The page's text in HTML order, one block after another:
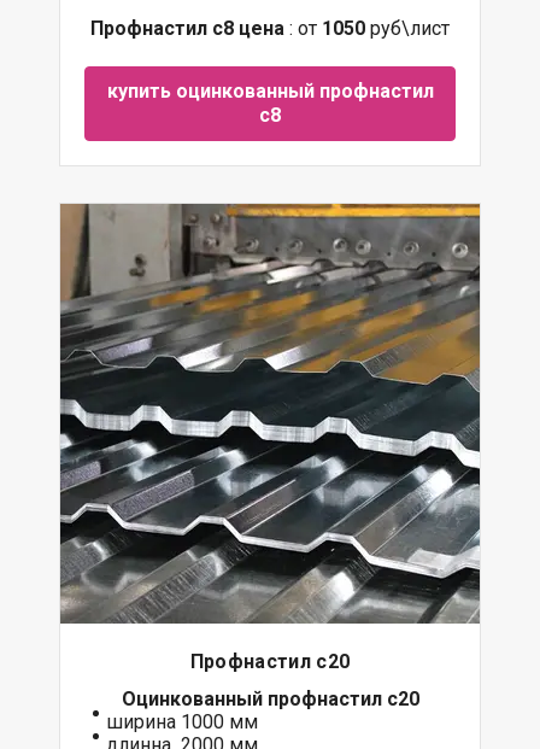
Профнастил с8 цена : от 1050 руб\лист
купить оцинкованный профнастил
с8
Профнастил с20
Оцинкованныйпрофнастил с20
ширина 1000 мм
длинна 2000 мм